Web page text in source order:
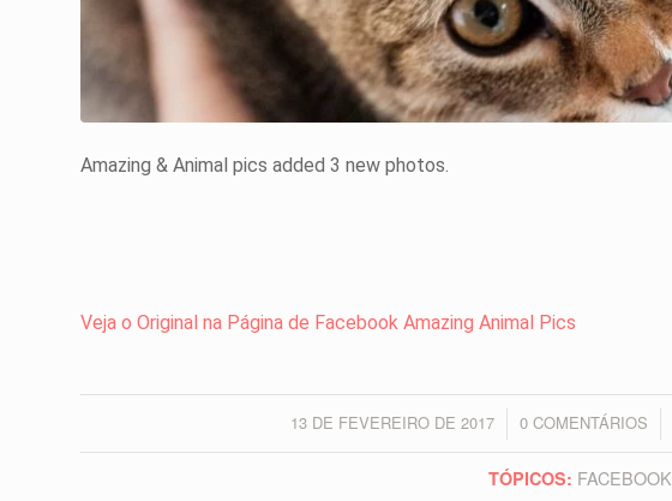
Amazing & Animal pics added 3 new photos.
Veja o Original na Página de Facebook Amazing Animal Pics
13 DE FEVEREIRO DE 2017
/ 0 COMENTÁRIOS
/
TÓPICOS: FACEBOOK